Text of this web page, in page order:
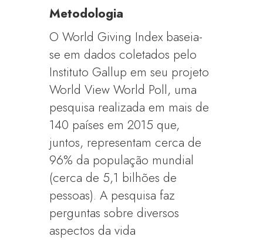
Metodologia
O World Giving Index baseia-
se em dados coletados pelo
Instituto Gallup em seu projeto
World View World Poll, uma
pesquisa realizada em mais de
140 países em 2015 que,
juntos, representam cerca de
96% da população mundial
(cerca de 5,1 bilhões de
pessoas). A pesquisa faz
perguntas sobre diversos
aspectos da vida